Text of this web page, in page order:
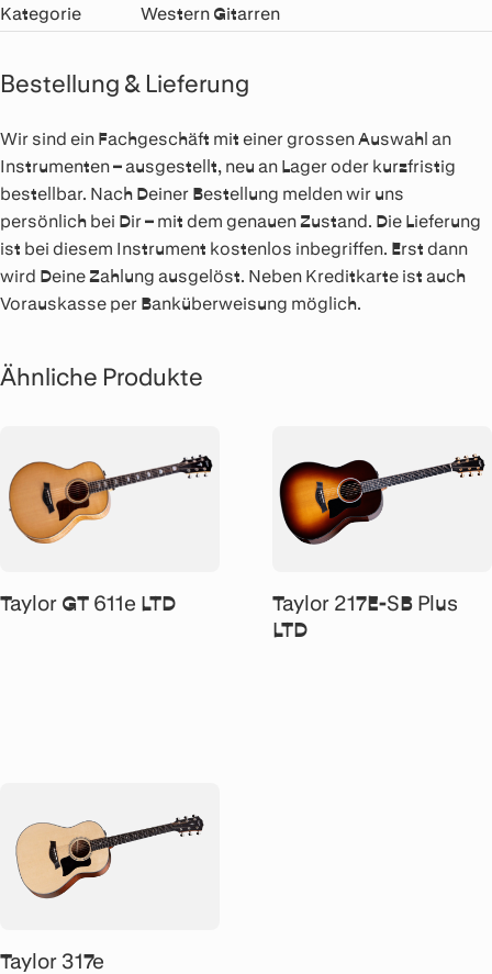
Kategorie
Western Gitarren
Bestellung & Lieferung
Wir sind ein Fachgeschäft mit einer grossen Auswahl an
Instrumenten – ausgestellt, neu an Lager oder kurzfristig
bestellbar. Nach Deiner Bestellung melden wir uns
persönlich bei Dir – mit dem genauen Zustand. Die Lieferung
ist bei diesem Instrument kostenlos inbegriffen. Erst dann
wird Deine Zahlung ausgelöst. Neben Kreditkarte ist auch
Vorauskasse per Banküberweisung möglich.
Ähnliche Produkte
Taylor GT 611e LTD
Taylor 217E-SB Plus
LTD
Taylor 317e